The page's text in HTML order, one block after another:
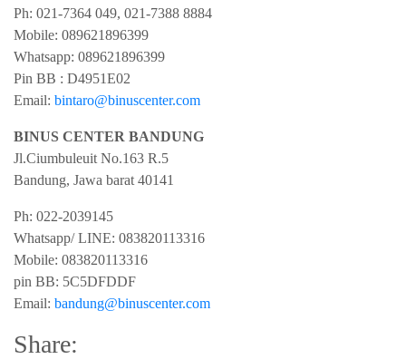
Ph: 021-7364 049, 021-7388 8884
Mobile: 089621896399
Whatsapp: 089621896399
Pin BB : D4951E02
Email: bintaro@binuscenter.com
BINUS CENTER BANDUNG
Jl.Ciumbuleuit No.163 R.5
Bandung, Jawa barat 40141
Ph: 022-2039145
Whatsapp/ LINE: 083820113316
Mobile: 083820113316
pin BB: 5C5DFDDF
Email: bandung@binuscenter.com
Share: